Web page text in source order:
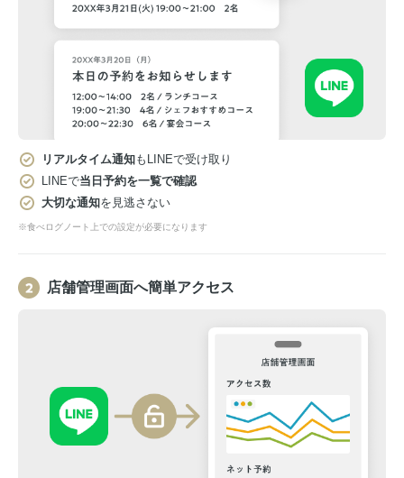
リアルタイム通知もLINEで受け取り
LINEで当日予約を一覧で確認
大切な通知を見逃さない
※食べログノート上での設定が必要になります
店舗管理画面へ簡単アクセス